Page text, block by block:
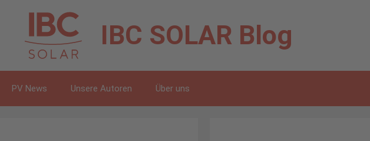
springen
IBC SOLAR Blog
PV News Unsere Autoren Über uns